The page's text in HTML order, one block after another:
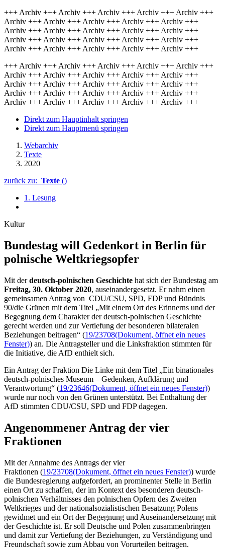
+++ Archiv +++ Archiv +++ Archiv +++ Archiv +++ Archiv +++
Archiv +++ Archiv +++ Archiv +++ Archiv +++ Archiv +++
Archiv +++ Archiv +++ Archiv +++ Archiv +++ Archiv +++
Archiv +++ Archiv +++ Archiv +++ Archiv +++ Archiv +++
Archiv +++ Archiv +++ Archiv +++ Archiv +++ Archiv +++
+++ Archiv +++ Archiv +++ Archiv +++ Archiv +++ Archiv +++
Archiv +++ Archiv +++ Archiv +++ Archiv +++ Archiv +++
Archiv +++ Archiv +++ Archiv +++ Archiv +++ Archiv +++
Archiv +++ Archiv +++ Archiv +++ Archiv +++ Archiv +++
Archiv +++ Archiv +++ Archiv +++ Archiv +++ Archiv +++
Direkt zum Hauptinhalt springen
Direkt zum Hauptmenü springen
Webarchiv
Texte
2020
zurück zu: Texte ()
1. Lesung
Kultur
Bundestag will Gedenk­ort in Berlin für
pol­nische Welt­kriegs­opfer
Mit derdeutsch-polnischen Geschichte hat sich der Bundestag am
Freitag, 30. Oktober 2020, auseinandergesetzt. Er nahm einen
gemeinsamen Antrag von CDU/CSU, SPD, FDP und Bündnis
90/die Grünen mit dem Titel „Mit einem Ort des Erinnerns und der
Begegnung dem Charakter der deutsch-polnischen Geschichte
gerecht werden und zur Vertiefung der besonderen bilateralen
Beziehungen beitragen“ (19/23708(Dokument, öffnet ein neues
Fenster)) an. Die Antragsteller und die Linksfraktion stimmten für
die Initiative, die AfD enthielt sich.
Ein Antrag der Fraktion Die Linke mit dem Titel „Ein binationales
deutsch-polnisches Museum – Gedenken, Aufklärung und
Verantwortung“ (19/23646(Dokument, öffnet ein neues Fenster))
wurde nur noch von den Grünen unterstützt. Bei Enthaltung der
AfD stimmten CDU/CSU, SPD und FDP dagegen.
Angenommener Antrag der vier
Fraktionen
Mit der Annahme des Antrags der vier
Fraktionen (19/23708(Dokument, öffnet ein neues Fenster)) wurde
die Bundesregierung aufgefordert, an prominenter Stelle in Berlin
einen Ort zu schaffen, der im Kontext des besonderen deutsch-
polnischen Verhältnisses den polnischen Opfern des Zweiten
Weltkrieges und der nationalsozialistischen Besatzung Polens
gewidmet und ein Ort der Begegnung und Auseinandersetzung mit
der Geschichte ist. Er soll Deutsche und Polen zusammenbringen
und damit zur Vertiefung der Beziehungen, zu Verständigung und
Freundschaft sowie zum Abbau von Vorurteilen beitragen.